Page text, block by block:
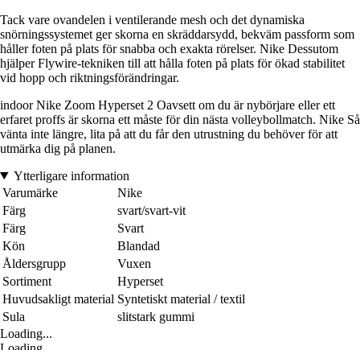
Tack vare ovandelen i ventilerande mesh och det dynamiska
snörningssystemet ger skorna en skräddarsydd, bekväm passform som
håller foten på plats för snabba och exakta rörelser. Nike Dessutom
hjälper Flywire-tekniken till att hålla foten på plats för ökad stabilitet
vid hopp och riktningsförändringar.
indoor Nike Zoom Hyperset 2 Oavsett om du är nybörjare eller ett
erfaret proffs är skorna ett måste för din nästa volleybollmatch. Nike Så
vänta inte längre, lita på att du får den utrustning du behöver för att
utmärka dig på planen.
Ytterligare information
Varumärke
Nike
Färg
svart/svart-vit
Färg
Svart
Kön
Blandad
Åldersgrupp
Vuxen
Sortiment
Hyperset
Huvudsakligt material Syntetiskt material / textil
Sula
slitstark gummi
Loading...